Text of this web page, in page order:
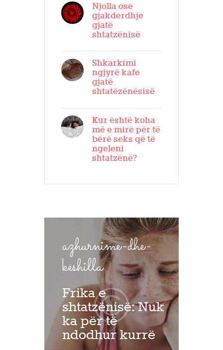
Njolla ose
gjakderdhje
gjatë
shtatzënisë
Shkarkimi
ngjyrë kafe
gjatë
shtatëzënësisë
Kur është koha
më e mirë për të
bërë seks që të
ngeleni
shtatzënë?
azhurnime-dhe-
këshilla
Frika e
shtatzënisë: Nuk
ka për të
ndodhur kurrë